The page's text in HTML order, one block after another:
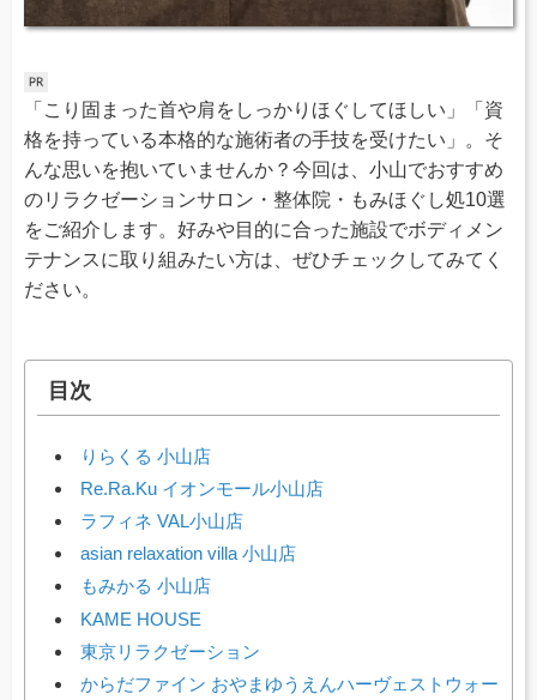
「こり固まった首や肩をしっかりほぐしてほしい」「資
格を持っている本格的な施術者の手技を受けたい」。そ
んな思いを抱いていませんか？今回は、小山でおすすめ
のリラクゼーションサロン・整体院・もみほぐし処10選
をご紹介します。好みや目的に合った施設でボディメン
テナンスに取り組みたい方は、ぜひチェックしてみてく
ださい。
目次
りらくる 小山店
Re.Ra.Ku イオンモール小山店
ラフィネ VAL小山店
asian relaxation villa 小山店
もみかる 小山店
KAME HOUSE
東京リラクゼーション
からだファイン おやまゆうえんハーヴェストウォー